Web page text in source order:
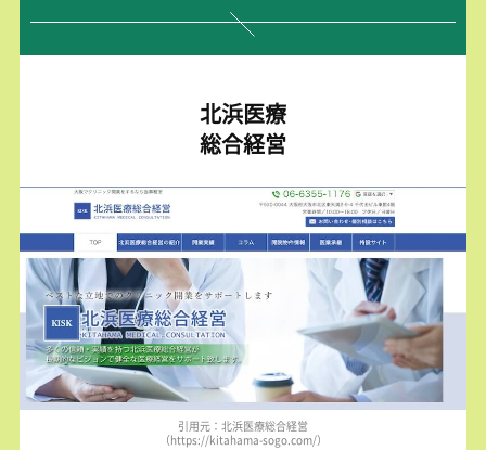
北浜医療
総合経営
引用元：北浜医療総合経営
（https://kitahama-sogo.com/）